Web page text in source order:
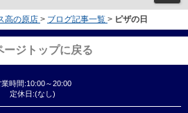
高の原店 > ブログ記事一覧 > ピザの日
ージトップに戻る
業時間:10:00～20:00
定休日:(なし)